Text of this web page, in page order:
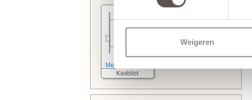
Weigeren
Meer informatie
Kastslot